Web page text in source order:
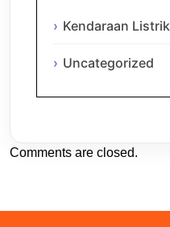
Kendaraan Listrik
Uncategorized
Comments are closed.